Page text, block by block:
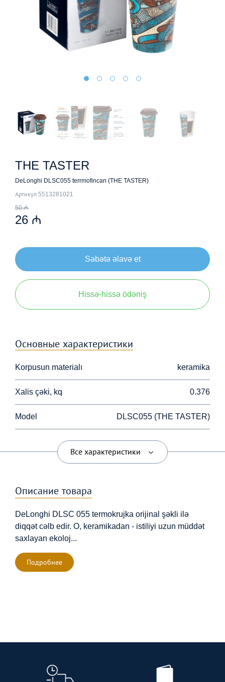
THE TASTER
DeLonghi DLSC055 terrmofincan (THE TASTER)
Артикул 5513281021
50 ₼
26 ₼
Səbətə əlavə et
Hissə-hissə ödəniş
Основные характеристики
Korpusun materialı keramika
Xalis çəki, kq 0.376
Model DLSC055 (THE TASTER)
Технические характеристики
Rəng
Все характеристики
Описание товара
DeLonghi DLSC 055 termokrujka orijinal şəkli ilə
diqqət cəlb edir. O, keramikadan - istiliyi uzun müddət
saxlayan ekoloj...
Подробнее